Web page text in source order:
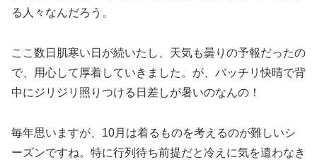
る人々なんだろう。
ここ数日肌寒い日が続いたし、天気も曇りの予報だったの
で、用心して厚着していきました。が、バッチリ快晴で背
中にジリジリ照りつける日差しが暑いのなんの！
毎年思いますが、10月は着るものを考えるのが難しいシ
ーズンですね。特に行列待ち前提だと冷えに気を遣わなき